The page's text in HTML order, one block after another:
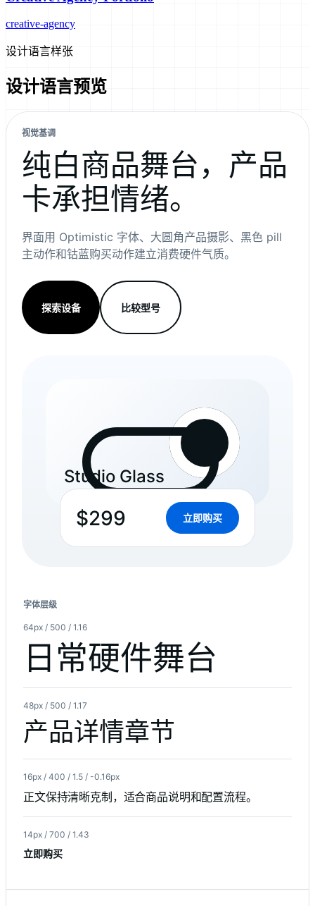
creative-agency
设计语言样张
设计语言预览
视觉基调
纯白商品舞台，产品
卡承担情绪。
界面用 Optimistic 字体、大圆角产品摄影、黑色 pill
主动作和钴蓝购买动作建立消费硬件气质。
探索设备 比较型号
Studio Glass
$299 立即购买
字体层级
64px / 500 / 1.16
日常硬件舞台
48px / 500 / 1.17
产品详情章节
16px / 400 / 1.5 / -0.16px
正文保持清晰克制，适合商品说明和配置流程。
14px / 700 / 1.43
立即购买